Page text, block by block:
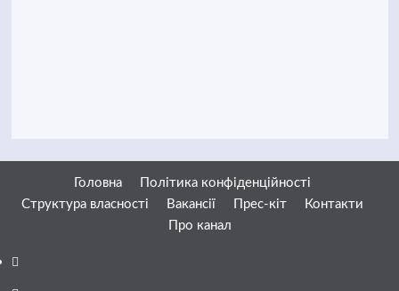
Головна
Політика конфіденційності
Структура власності
Вакансії Прес-кіт
Контакти
Про канал
Facebook